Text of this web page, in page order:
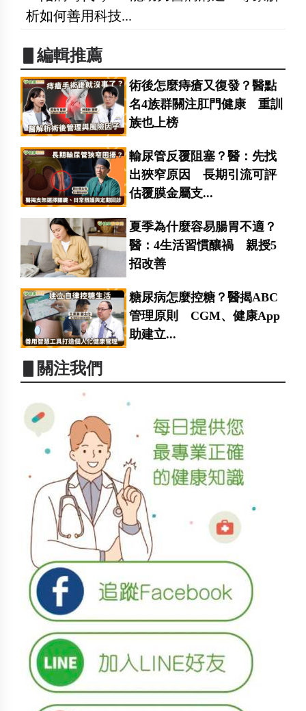
析如何善用科技...
▋編輯推薦
術後怎麼痔瘡又復發？醫點
名4族群關注肛門健康 重訓
族也上榜
輸尿管反覆阻塞？醫：先找
出狹窄原因 長期引流可評
估覆膜金屬支...
夏季為什麼容易腸胃不適？
醫：4生活習慣釀禍 親授5
招改善
糖尿病怎麼控糖？醫揭ABC
管理原則 CGM、健康App
助建立...
▋關注我們